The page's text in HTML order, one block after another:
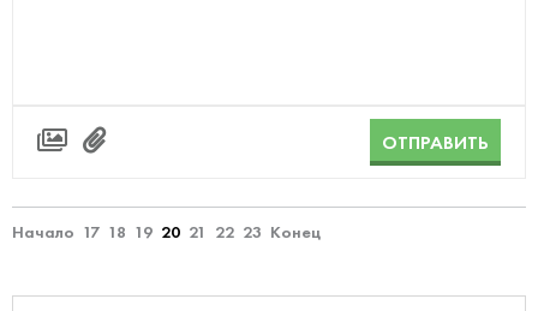
ОТПРАВИТЬ
Начало 17 18 19 20 21 22 23 Конец